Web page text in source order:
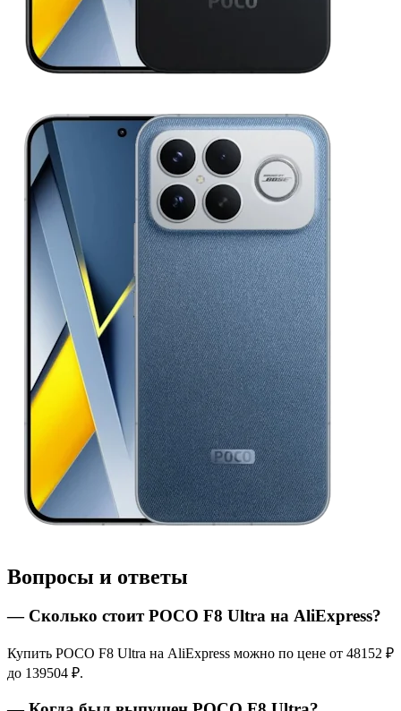
Вопросы и ответы
— Сколько стоит POCO F8 Ultra на AliExpress?
Купить POCO F8 Ultra на AliExpress можно по цене от 48152 ₽
до 139504 ₽.